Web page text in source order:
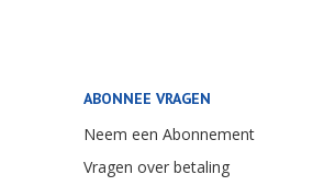
ABONNEE VRAGEN
Neem een Abonnement
Vragen over betaling